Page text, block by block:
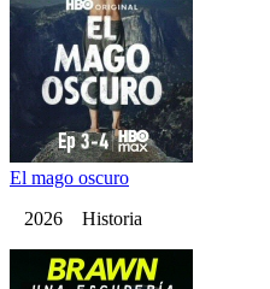
El mago oscuro
2026 Historia